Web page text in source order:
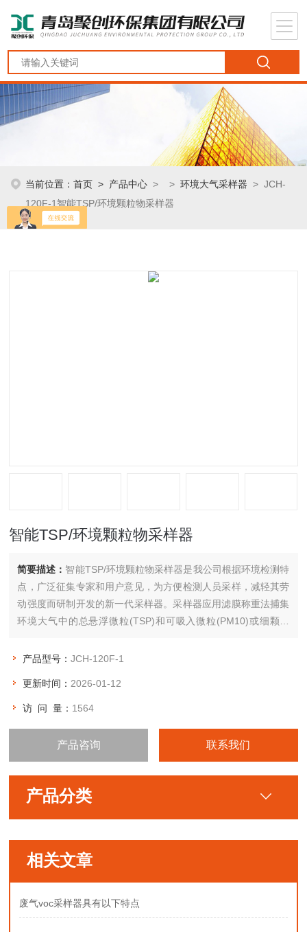
当前位置：首页 > 产品中心 > >环境大气采样器 > JCH-
120F-1智能TSP/环境颗粒物采样器
智能TSP/环境颗粒物采样器
简要描述： 智能TSP/环境颗粒物采样器是我公司根据环境检测特
点，广泛征集专家和用户意见，为方便检测人员采样，减轻其劳
动强度而研制开发的新一代采样器。采样器应用滤膜称重法捕集
环境大气中的总悬浮微粒(TSP)和可吸入微粒(PM10)或细颗粒
及新材料等领域的高新技术。
产品型号：JCH-120F-1
更新时间： 2026-01-12
访 问 量： 1564
产品咨询 联系我们
产品分类
相关文章
废气voc采样器具有以下特点